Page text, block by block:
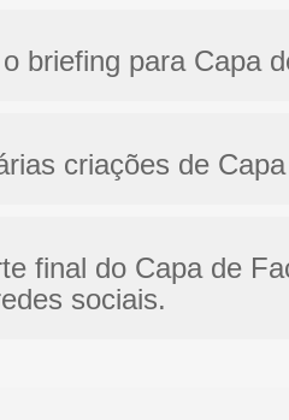
briefing para Capa
criações de
final do Capa de
sociais.